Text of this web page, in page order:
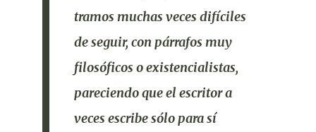
tramos muchas veces difíciles
de seguir, con párrafos muy
filosóficos o existencialistas,
pareciendo que el escritor a
veces escribe sólo para sí